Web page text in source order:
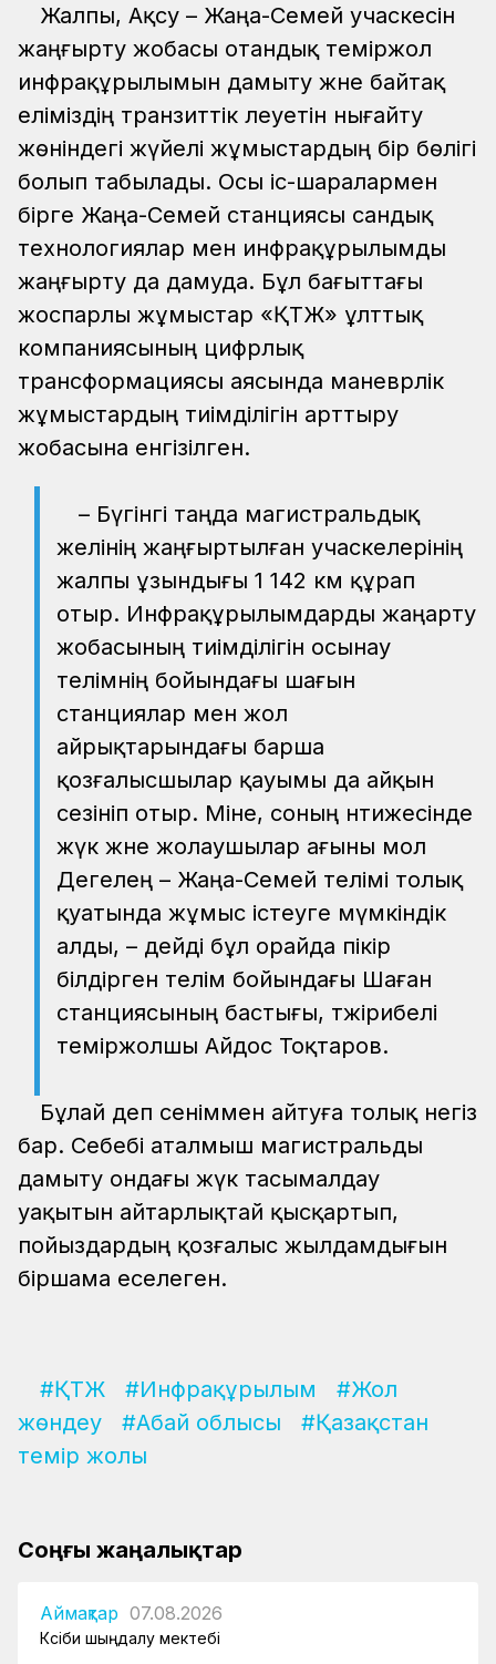
Жалпы, Ақсу – Жаңа-Семей учаскесін
жаңғырту жобасы отандық теміржол
инфрақұрылымын дамыту және байтақ
еліміздің транзиттік әлеуетін нығайту
жөніндегі жүйелі жұмыстардың бір бөлігі
болып табылады. Осы іс-шаралармен
бірге Жаңа-Семей станциясы сандық
технологиялар мен инфрақұрылымды
жаңғырту да дамуда. Бұл бағыттағы
жоспарлы жұмыстар «ҚТЖ» ұлттық
компаниясының цифрлық
трансформациясы аясында маневрлік
жұмыстардың тиімділігін арттыру
жобасына енгізілген.
– Бүгінгі таңда магистральдық
желінің жаңғыртылған учаскелерінің
жалпы ұзындығы 1 142 км құрап
отыр. Инфрақұрылымдарды жаңарту
жобасының тиімділігін осынау
телімнің бойындағы шағын
станциялар мен жол
айрықтарындағы барша
қозғалысшылар қауымы да айқын
сезініп отыр. Міне, соның нәтижесінде
жүк және жолаушылар ағыны мол
Дегелең – Жаңа-Семей телімі толық
қуатында жұмыс істеуге мүмкіндік
алды, – дейді бұл орайда пікір
білдірген телім бойындағы Шаған
станциясының бастығы, тәжірибелі
теміржолшы Айдос Тоқтаров.
Бұлай деп сеніммен айтуға толық негіз
бар. Себебі аталмыш магистральды
дамыту ондағы жүк тасымалдау
уақытын айтарлықтай қысқартып,
пойыздардың қозғалыс жылдамдығын
біршама еселеген.
#ҚТЖ #Инфрақұрылым
#Жол
жөндеу
#Абай облысы
#Қазақстан
темір жолы
Соңғы жаңалықтар
Аймақтар 07.08.2026
Кәсіби шыңдалу мектебі